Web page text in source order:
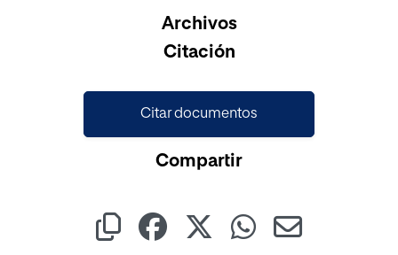
Archivos
Citación
Citar documentos
Compartir